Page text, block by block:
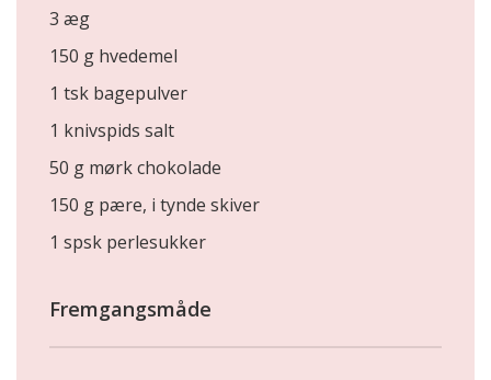
3 æg
150 g hvedemel
1 tsk bagepulver
1 knivspids salt
50 g mørk chokolade
150 g pære, i tynde skiver
1 spsk perlesukker
Fremgangsmåde